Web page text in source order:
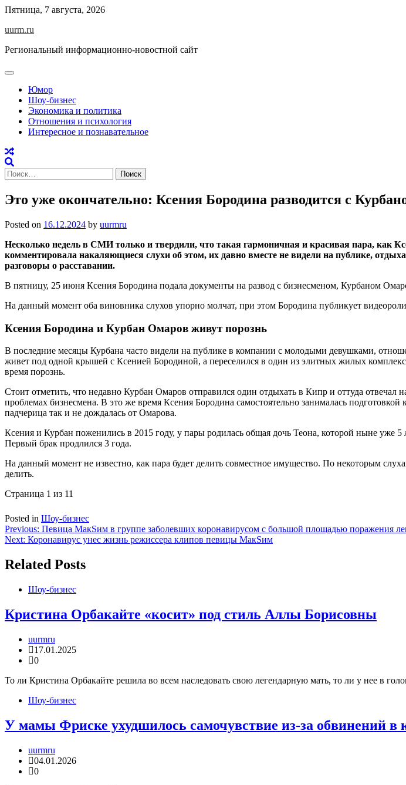
Skip
content
Пятница, 7 августа, 2026
uurm.ru
Региональный информационно-новостной сайт
Юмор
Шоу-бизнес
Экономика и политика
Отношения и психология
Интересное и познавательное
Найти:
Это уже окончательно: Ксения Бородина разводится с
Posted on 16.12.2024 by uurmru
Несколько недель в СМИ только и твердили, что такая гармоничная и красивая пара, как
комментировала накаляющиеся слухи об этом, их давно вместе не видели на публике,
разговоры о расставании.
В пятницу, 25 июня Ксения Бородина подала документы на развод с бизнесменом, Курбаном
На данный момент оба виновника слухов упорно молчат, при этом Бородина публикует
Ксения Бородина и Курбан Омаров живут порознь
В последние месяцы Курбана часто видели на публике в компании с молодыми девушками,
живет под одной крышей с Ксенией Бородиной, а переселился в один из элитных жилых
время порознь.
Стоит отметить, что недавно Курбан Омаров отправился один отдыхать в Кипр и оттуда отвечал
проблемах бизнесмена. В это же время Ксения Бородина самостоятельно занималась
падчерица так и не дождалась от Омарова.
Ксения и Курбан поженились в 2015 году, у пары родилась общая дочь Теона, которой ныне уже
Первый брак продлился 3 года.
На данный момент не известно, как пара будет делить совместное имущество. По некоторым
делить.
Страница 1 из 11
Posted in Шоу-бизнес
Навигация
по
записям
Previous: Певица МакSим в группе заболевших коронавирусом с большой площадью поражения
Next: Коронавирус унес жизнь режиссера клипов певицы МакSим
Related Posts
Шоу-бизнес
Кристина Орбакайте «косит» под стиль Аллы Борисовны
uurmru
17.01.2025
0
То ли Кристина Орбакайте решила во всем наследовать свою легендарную мать, то ли у нее в
Шоу-бизнес
У мамы Фриске ухудшилось самочувствие из-за обвинений в
uurmru
04.01.2026
0